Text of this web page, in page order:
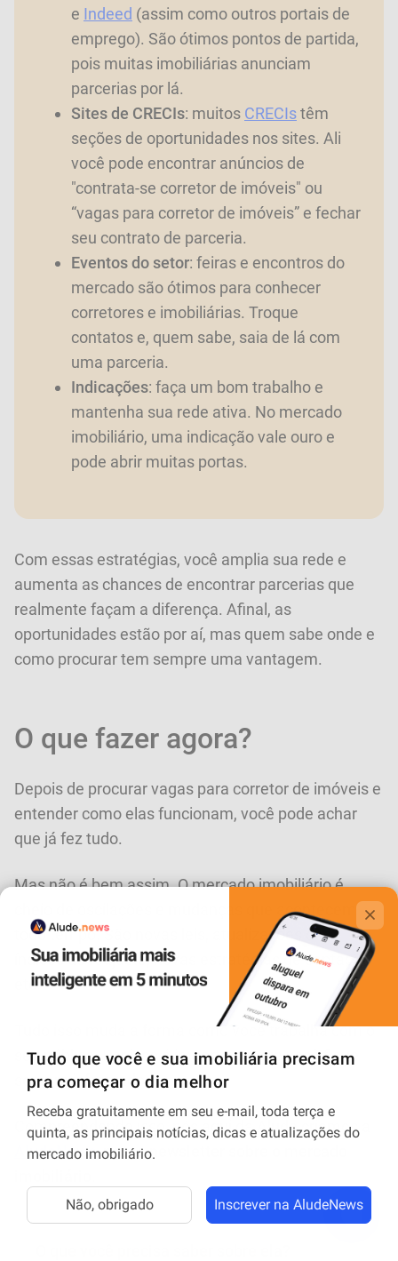
e Indeed (assim como outros portais de
emprego). São ótimos pontos de partida,
pois muitas imobiliárias anunciam
parcerias por lá.
Sites de CRECIs: muitos CRECIstêm
seções de oportunidades nos sites. Ali
você pode encontrar anúncios de
"contrata-se corretor de imóveis" ou
“vagas para corretor de imóveis” e fechar
seu contrato de parceria.
Eventos do setor: feiras e encontros do
mercado são ótimos para conhecer
corretores e imobiliárias. Troque
contatos e, quem sabe, saia de lá com
uma parceria.
Indicações: faça um bom trabalho e
mantenha sua rede ativa. No mercado
imobiliário, uma indicação vale ouro e
pode abrir muitas portas.
Com essas estratégias, você amplia sua rede e
aumenta as chances de encontrar parcerias que
realmente façam a diferença. Afinal, as
oportunidades estão por aí, mas quem sabe onde e
como procurar tem sempre uma vantagem.
O que fazer agora?
Depois de procurar vagas para corretor de imóveis e
entender como elas funcionam, você pode achar
que já fez tudo.
Mas não é bem assim. O mercado imobiliário é
cheio de oscilações e mudanças que acontecem
todo tempo. São novas leis, atualizações dos
índices de reajuste, novas estratégias de captação
etc.
Tudo isso muda a forma como você trabalha com o
seu público. Por isso é importante que você fique
sempre informado.
Compreendendo isso, nós aqui da Alude criamos a
AludeNews,nossa newsletter sobre o mercado